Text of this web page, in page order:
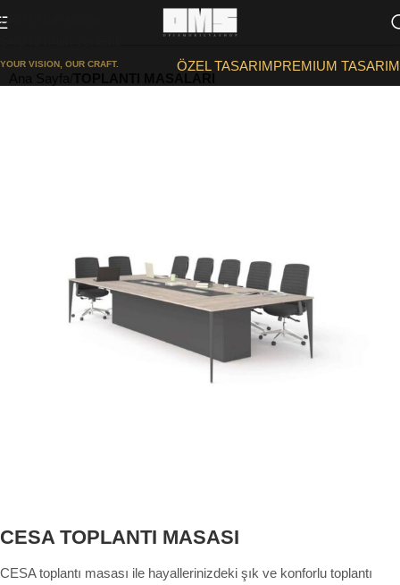
Skip to navigation
YOUR VISION, OUR CRAFT. ÖZEL TASARIMPREMIUM TASARIM
CESA TOPLANTI MASASI
CESA toplantı masası ile hayallerinizdeki şık ve konforlu toplantı